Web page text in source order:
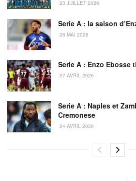
23 JUILLET 2026
Serie A : la saison
26 MAI 2026
Serie A : Enzo Ebosse
27 AVRIL 2026
Serie A : Naples et
Cremonese
24 AVRIL 2026